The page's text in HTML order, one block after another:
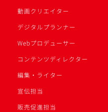
動画クリエイター
デジタルプランナー
Webプロデューサー
コンテンツディレクター
編集・ライター
宣伝担当
販売促進担当